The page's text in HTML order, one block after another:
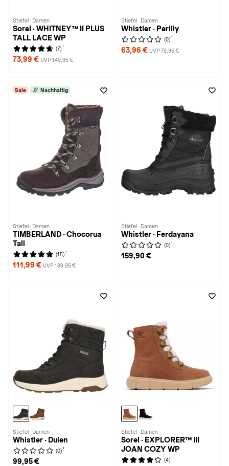
Stiefel · Damen
Sorel · WHITNEY™ II PLUS
TALL LACE WP
(7) 1
73,99 € UVP 149,95 €
Stiefel · Damen
Whistler · Perilly
(0) 1
63,96 € UVP 79,95 €
Sale Nachhaltig
Stiefel · Damen
TIMBERLAND · Chocorua
Tall
(15) 1
111,99 € UVP 189,95 €
Stiefel · Damen
Whistler · Ferdayana
(0) 1
159,90 €
Stiefel · Damen
Whistler · Duien
(0) 1
99,95 €
Stiefel · Damen
Sorel · EXPLORER™ III
JOAN COZY WP
(4) 1